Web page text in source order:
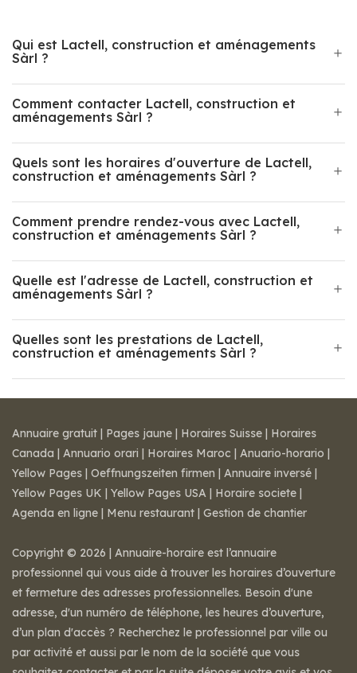
Qui est Lactell, construction et aménagements
Sàrl ?
Comment contacter Lactell, construction et
aménagements Sàrl ?
Quels sont les horaires d'ouverture de Lactell,
construction et aménagements Sàrl ?
Comment prendre rendez-vous avec Lactell,
construction et aménagements Sàrl ?
Quelle est l'adresse de Lactell, construction et
aménagements Sàrl ?
Quelles sont les prestations de Lactell,
construction et aménagements Sàrl ?
Annuaire gratuit | Pages jaune | Horaires Suisse | Horaires
Canada | Annuario orari | Horaires Maroc | Anuario-horario |
Yellow Pages | Oeffnungszeiten firmen | Annuaire inversé |
Yellow Pages UK | Yellow Pages USA | Horaire societe |
Agenda en ligne | Menu restaurant | Gestion de chantier
Copyright © 2026 | Annuaire-horaire est l’annuaire
professionnel qui vous aide à trouver les horaires d’ouverture
et fermeture des adresses professionnelles. Besoin d'une
adresse, d'un numéro de téléphone, les heures d’ouverture,
d’un plan d'accès ? Recherchez le professionnel par ville ou
par activité et aussi par le nom de la société que vous